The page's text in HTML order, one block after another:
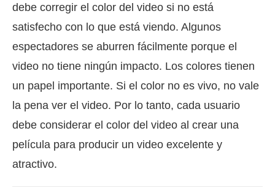
debe corregir el color del video si no está
satisfecho con lo que está viendo. Algunos
espectadores se aburren fácilmente porque el
video no tiene ningún impacto. Los colores tienen
un papel importante. Si el color no es vivo, no vale
la pena ver el video. Por lo tanto, cada usuario
debe considerar el color del video al crear una
película para producir un video excelente y
atractivo.